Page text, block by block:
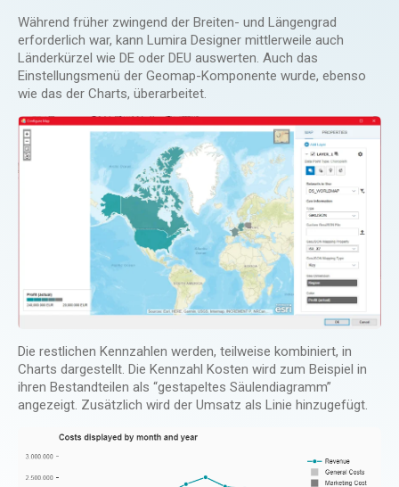
Während früher zwingend der Breiten- und Längengrad
erforderlich war, kann Lumira Designer mittlerweile auch
Länderkürzel wie DE oder DEU auswerten. Auch das
Einstellungsmenü der Geomap-Komponente wurde, ebenso
wie das der Charts, überarbeitet.
Die restlichen Kennzahlen werden, teilweise kombiniert, in
Charts dargestellt. Die Kennzahl Kosten wird zum Beispiel in
ihren Bestandteilen als “gestapeltes Säulendiagramm”
angezeigt. Zusätzlich wird der Umsatz als Linie hinzugefügt.